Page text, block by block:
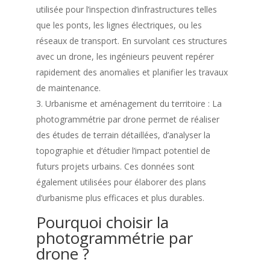
utilisée pour l’inspection d’infrastructures telles
que les ponts, les lignes électriques, ou les
réseaux de transport. En survolant ces structures
avec un drone, les ingénieurs peuvent repérer
rapidement des anomalies et planifier les travaux
de maintenance.
Urbanisme et aménagement du territoire : La
photogrammétrie par drone permet de réaliser
des études de terrain détaillées, d’analyser la
topographie et d’étudier l’impact potentiel de
futurs projets urbains. Ces données sont
également utilisées pour élaborer des plans
d’urbanisme plus efficaces et plus durables.
Pourquoi choisir la
photogrammétrie par
drone ?